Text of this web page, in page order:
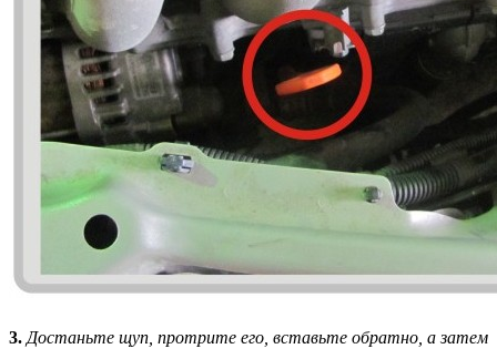
3. Достаньте щуп, протрите его, вставьте обратно, а затем